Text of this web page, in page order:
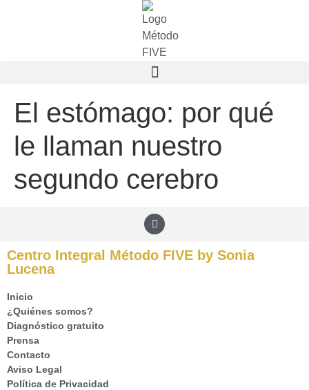
El estómago: por qué
le llaman nuestro
segundo cerebro
Centro Integral Método FIVE by Sonia
Lucena
Inicio
¿Quiénes somos?
Diagnóstico gratuito
Prensa
Contacto
Aviso Legal
Política de Privacidad